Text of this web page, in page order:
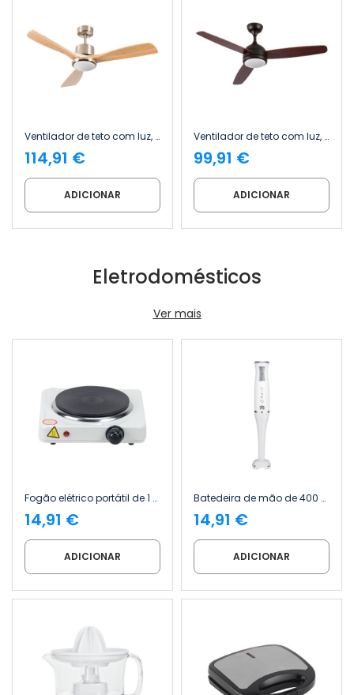
Ventilador de teto com luz, 3 pás, 56 W, 6 velocidades, modelo «Alaska», madeira natural Thinia Home
114,91 €
ADICIONAR
Ventilador de teto com luz, 3 pás, 56 W, 6 velocidades, Vermont, preto Thinia Home
99,91 €
ADICIONAR
Eletrodomésticos
Ver mais
Fogão elétrico portátil de 1 bico, 1000 W, Firex 7house
14,91 €
ADICIONAR
Batedeira de mão de 400 W com 2 velocidades da Mixia 7house
14,91 €
ADICIONAR